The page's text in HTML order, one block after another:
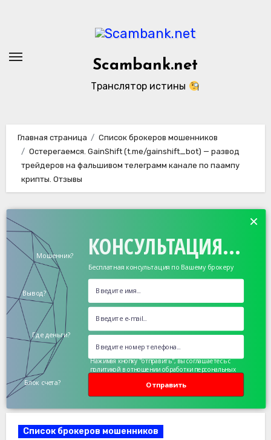
Scambank.net
Транслятор истины
Главная страница
Список брокеров мошенников
Остерегаемся. GainShift (t.me/gainshift_bot) — развод
трейдеров на фальшивом телеграмм канале по паампу
крипты. Отзывы
КОНСУЛЬТАЦИЯ...
Бесплатная консультация по Вашему брокеру
Мошенник?
Вывод?
Где деньги?
Блок счета? Отправить
×
Нажимая кнопку "отправить", вы соглашаетесь с
политикой в отношении обработки персональных
Список брокеров мошенников